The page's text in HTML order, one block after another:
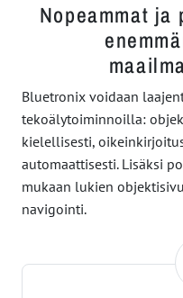
Nopeammat ja
Bluetronix voidaan
tekoälytoiminnoilla:
kielellisesti,
automaattisesti. Lisäksi
mukaan lukien
navigointi.